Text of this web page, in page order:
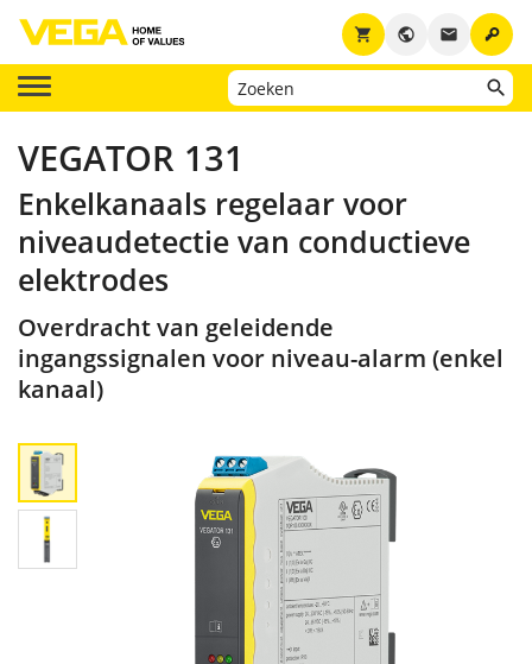
key
email
public
shopping_cart
VEGATOR 131
Enkelkanaals regelaar voor
niveaudetectie van conductieve
elektrodes
Overdracht van geleidende
ingangssignalen voor niveau-alarm (enkel
kanaal)